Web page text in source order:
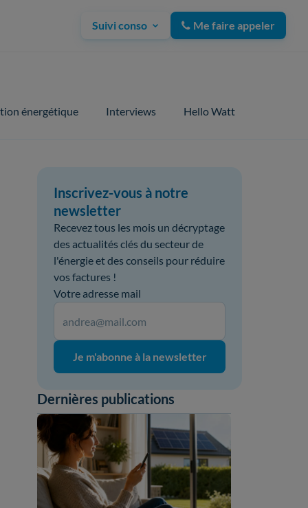
Suivi conso Me faire appeler
énergétique Interviews Hello Watt
Inscrivez-vous à notre
newsletter
Recevez tous les mois un décryptage
des actualités clés du secteur de
l'énergie et des conseils pour réduire
vos factures !
Votre adresse mail
Je m'abonne à la newsletter
Dernières publications